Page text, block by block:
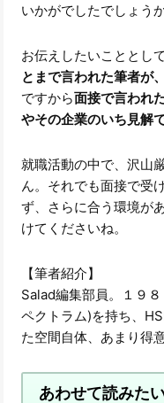
いかがでしたでしょうか
お伝えしたいこととして
とまで言われた筆者が
ですから面接で言われ
やその企業のいち見解
就職活動の中で、沢山
ん。それでも面接で受
ず、さらに合う環境が
けてくださいね。
【筆者紹介】
Salad編集部員。１９
ペクトラム)を持ち、
た空間自体、あまり得
あわせて読みた